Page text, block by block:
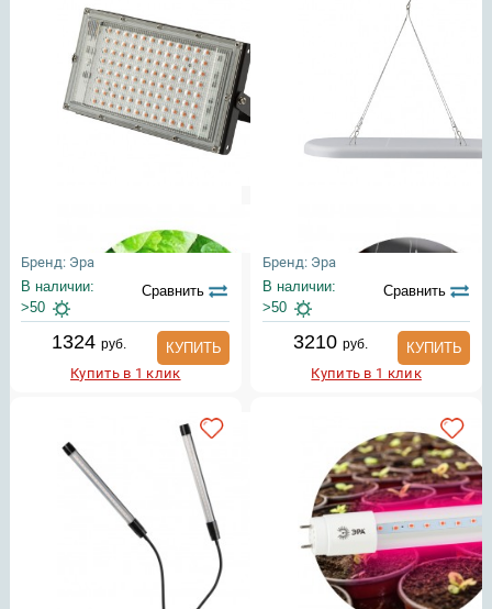
Бренд: Эра
В наличии:
>50
Сравнить
1324руб.
КУПИТЬ
Купить в 1 клик
Бренд: Эра
В наличии:
>50
Сравнить
3210 руб.
КУПИТЬ
Купить в 1 клик